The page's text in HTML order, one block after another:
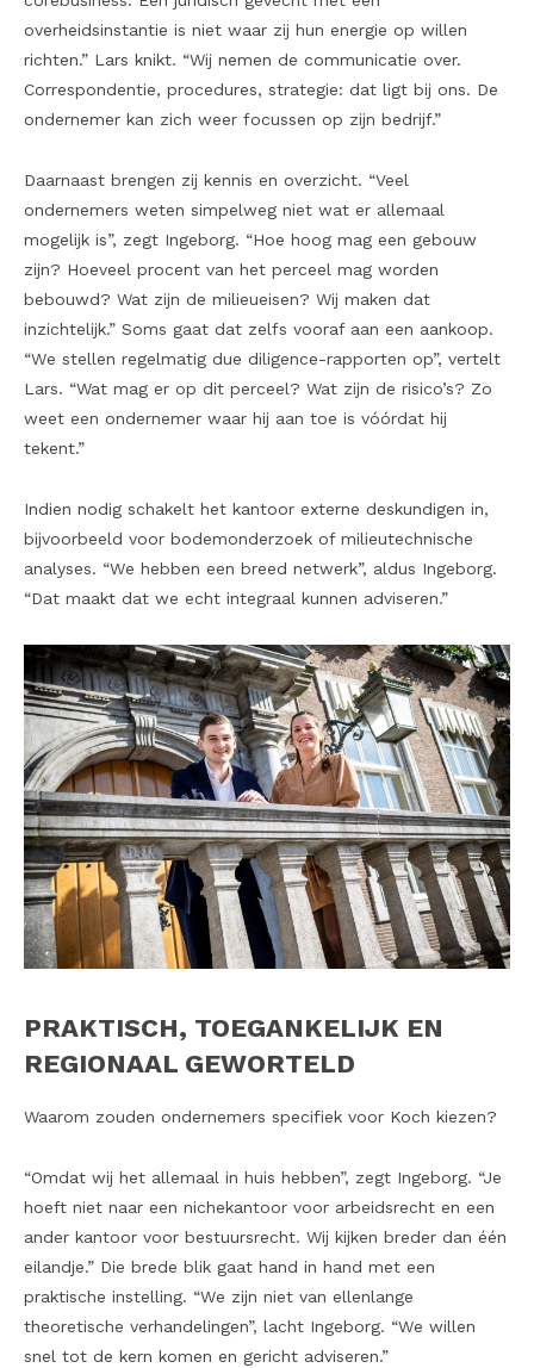
overheidsinstantie is niet waar zij hun energie op willen
richten.” Lars knikt. “Wij nemen de communicatie over.
Correspondentie, procedures, strategie: dat ligt bij ons. De
ondernemer kan zich weer focussen op zijn bedrijf.”
Daarnaast brengen zij kennis en overzicht. “Veel
ondernemers weten simpelweg niet wat er allemaal
mogelijk is”, zegt Ingeborg. “Hoe hoog mag een gebouw
zijn? Hoeveel procent van het perceel mag worden
bebouwd? Wat zijn de milieueisen? Wij maken dat
inzichtelijk.” Soms gaat dat zelfs vooraf aan een aankoop.
“We stellen regelmatig due diligence-rapporten op”, vertelt
Lars. “Wat mag er op dit perceel? Wat zijn de risico’s? Zo
weet een ondernemer waar hij aan toe is vóórdat hij
tekent.”
Indien nodig schakelt het kantoor externe deskundigen in,
bijvoorbeeld voor bodemonderzoek of milieutechnische
analyses. “We hebben een breed netwerk”, aldus Ingeborg.
“Dat maakt dat we echt integraal kunnen adviseren.”
PRAKTISCH, TOEGANKELIJK EN
REGIONAAL GEWORTELD
Waarom zouden ondernemers specifiek voor Koch kiezen?
“Omdat wij het allemaal in huis hebben”, zegt Ingeborg. “Je
hoeft niet naar een nichekantoor voor arbeidsrecht en een
ander kantoor voor bestuursrecht. Wij kijken breder dan één
eilandje.” Die brede blik gaat hand in hand met een
praktische instelling. “We zijn niet van ellenlange
theoretische verhandelingen”, lacht Ingeborg. “We willen
snel tot de kern komen en gericht adviseren.”